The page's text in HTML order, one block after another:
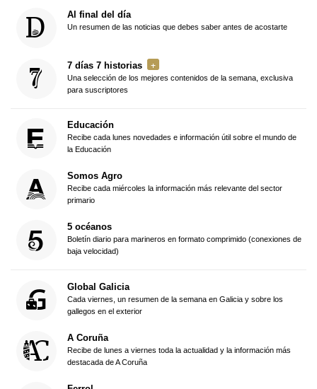
Al final del día
Un resumen de las noticias que debes saber antes de acostarte
7 días 7 historias
Una selección de los mejores contenidos de la semana, exclusiva
para suscriptores
Educación
Recibe cada lunes novedades e información útil sobre el mundo de
la Educación
Somos Agro
Recibe cada miércoles la información más relevante del sector
primario
5 océanos
Boletín diario para marineros en formato comprimido (conexiones de
baja velocidad)
Global Galicia
Cada viernes, un resumen de la semana en Galicia y sobre los
gallegos en el exterior
A Coruña
Recibe de lunes a viernes toda la actualidad y la información más
destacada de A Coruña